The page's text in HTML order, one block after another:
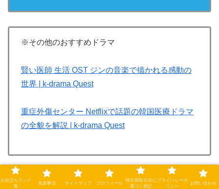
※その他のおすすめドラマ
賢い医師 生活 OST ジンの音楽で描かれる感動の
世界 | k-drama Quest
重症外傷センター Netflixで話題の韓国医療ドラマ
の全貌を解説 | k-drama Quest
ホラー・ヒューマン
お役立ちリンク
集
免責事項 サイトマップ プロフィール
特定商取引法に
基づく表記
プライバシーポ
リシー
お問い合わせ